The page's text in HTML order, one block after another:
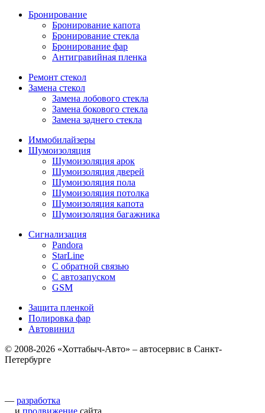
Бронирование
Бронирование капота
Бронирование стекла
Бронирование фар
Антигравийная пленка
Ремонт стекол
Замена стекол
Замена лобового стекла
Замена бокового стекла
Замена заднего стекла
Иммобилайзеры
Шумоизоляция
Шумоизоляция арок
Шумоизоляция дверей
Шумоизоляция пола
Шумоизоляция потолка
Шумоизоляция капота
Шумоизоляция багажника
Сигнализация
Pandora
StarLine
С обратной связью
С автозапуском
GSM
Защита пленкой
Полировка фар
Автовинил
© 2008-2026 «Хоттабыч-Авто» – автосервис в Санкт-
Петербурге
— разработка
и продвижение сайта